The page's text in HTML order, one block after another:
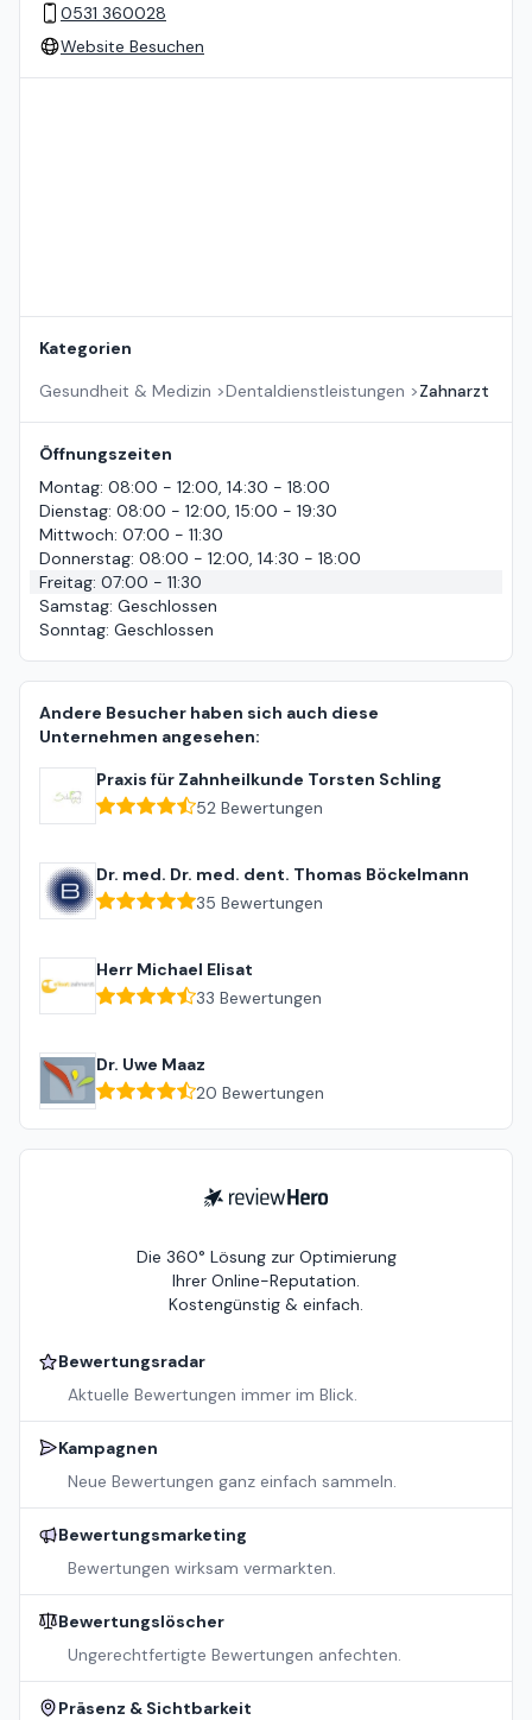
0531 360028
Website Besuchen
Kategorien
Gesundheit & Medizin >Dentaldienstleistungen >Zahnarzt
Öffnungszeiten
Montag: 08:00 - 12:00, 14:30 - 18:00
Dienstag: 08:00 - 12:00, 15:00 - 19:30
Mittwoch: 07:00 - 11:30
Donnerstag: 08:00 - 12:00, 14:30 - 18:00
Freitag: 07:00 - 11:30
Samstag: Geschlossen
Sonntag: Geschlossen
Andere Besucher haben sich auch diese
Unternehmen angesehen:
Praxis für Zahnheilkunde Torsten Schling
52 Bewertungen
Dr. med. Dr. med. dent. Thomas Böckelmann
35 Bewertungen
Herr Michael Elisat
33 Bewertungen
Dr. Uwe Maaz
20 Bewertungen
ReviewHero
Die 360° Lösung zur Optimierung
Ihrer Online-Reputation.
Kostengünstig & einfach.
Bewertungsradar
Aktuelle Bewertungen immer im Blick.
Kampagnen
Neue Bewertungen ganz einfach sammeln.
Bewertungsmarketing
Bewertungen wirksam vermarkten.
Bewertungslöscher
Ungerechtfertigte Bewertungen anfechten.
Präsenz & Sichtbarkeit